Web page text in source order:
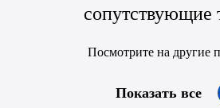
сопутствующие
Посмотрите на другие
Показать все